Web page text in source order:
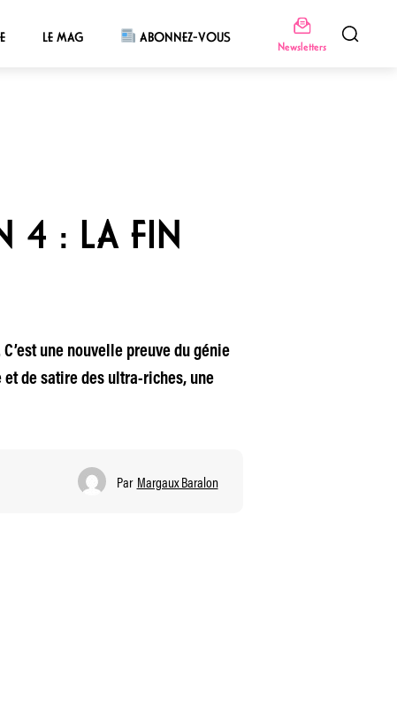
LE MAG ABONNEZ-VOUS
Newsletters
4 : LA FIN
une nouvelle preuve du génie
de satire des ultra-riches, une
Par Margaux Baralon